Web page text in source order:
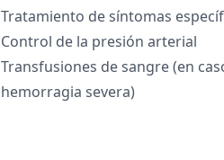
Tratamiento de síntomas
Control de la presión arterial
Transfusiones de sangre (en
hemorragia severa)